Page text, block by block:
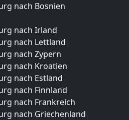
nach Bosnien
nach Irland
nach Lettland
nach Zypern
nach Kroatien
nach Estland
nach Finnland
nach Frankreich
nach Griechenland